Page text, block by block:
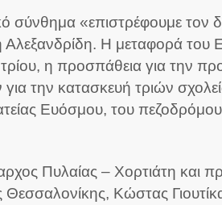
σύνθημα «επιστρέφουμε
Η μεταφορά του
η προσπάθεια για την
την κατασκευή τριών
Ευόσμου, του
Πυλαίας – Χορτιάτη και
Θεσσαλονίκης, Κώστας